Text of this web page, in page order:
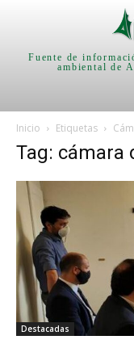
Fuente de
ambiental de
Inicio Etiquetas
Tag: cámara
Destacadas